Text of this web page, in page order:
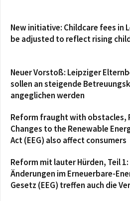
New initiative: Childcare fees in
be adjusted to reflect rising
Neuer Vorstoß: Leipziger
sollen an steigende
angeglichen werden
Reform fraught with obstacles,
Changes to the Renewable
Act (EEG) also affect consumers
Reform mit lauter Hürden, Teil 1:
Änderungen im Erneuerbare-
Gesetz (EEG) treffen auch die